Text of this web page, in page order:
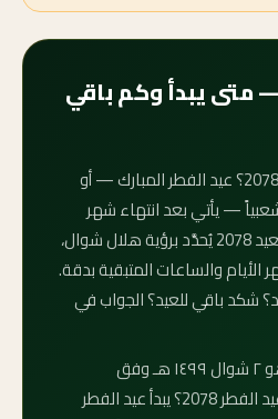
الفطر 2078 — متى يبدأ وكم باقي
كم باقي على عيد الفطر 2078؟ عيد الفطر المبارك — أو
— يأتي بعد انتهاء شهر
رمضان مباشرةً. موعد العيد 2078 يُحدَّد برؤية هلال شوال،
الأيام والساعات المتبقية بدقة.
شكد باقي للعيد؟ الجواب في
موعد عيد الفطر 2078 هو ٢ شوال ١٤٩٩ هـ وفق
الحسابات الفلكية. متى عيد الفطر 2078؟ يبدأ عيد الفطر